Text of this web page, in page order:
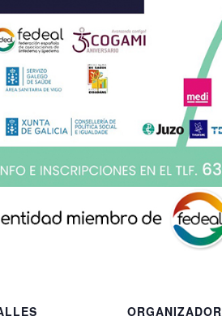
ORGANIZADOR